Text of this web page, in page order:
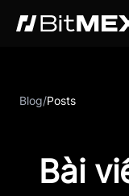
Blog/Posts
Bài